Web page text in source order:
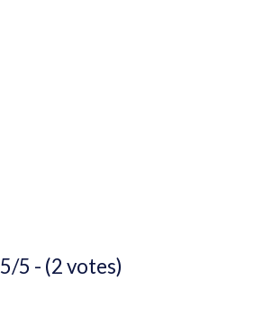
5/5 - (2 votes)